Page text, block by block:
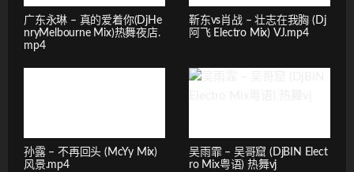
广东永琳 – 真的爱着你(DjHe
nryMelbourne Mix)热舞夜店.
mp4
靳东vs肖战 – 壮志在我胸 (Dj
阿飞 Electro Mix) VJ.mp4
孙露 – 不再回头 (McYy Mix)
风景.mp4
吴雨霏 – 吴哥窟 (DjBIN Elect
ro Mix粤语) 热舞vj